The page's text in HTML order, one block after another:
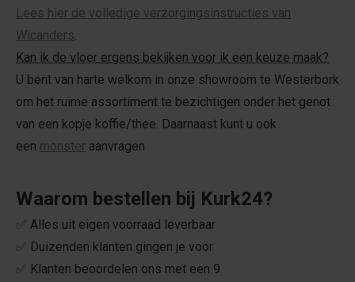
Lees hier de volledige verzorgingsinstructies van
Wicanders
Kan ik de vloer ergens bekijken voor ik een keuze maak?
U bent van harte welkom in onze showroom te Westerbork
om het ruime assortiment te bezichtigen onder het genot
van een kopje koffie/thee. Daarnaast kunt u ook
een monster aanvragen
Waarom bestellen bij Kurk24?
✅ Alles uit eigen voorraad leverbaar
✅ Duizenden klanten gingen je voor
✅ Klanten beoordelen ons met een 9